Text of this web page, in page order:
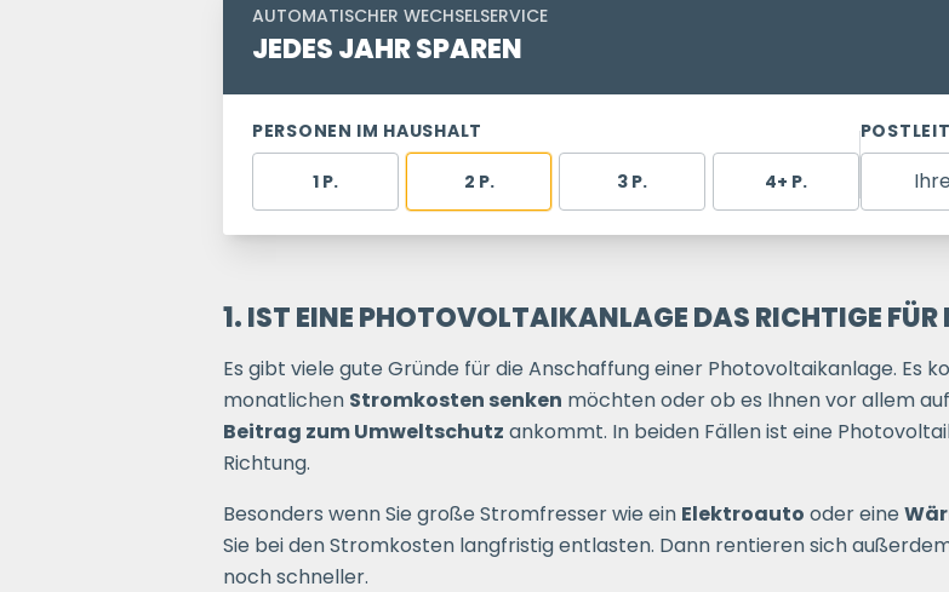
AUTOMATISCHER WECHSELSERVICE
JEDES JAHR SPAREN
PERSONEN IM HAUSHALT
1 P. 2 P. 3 P. 4+ P.
1. IST EINE PHOTOVOLTAIKANLAGE DAS RICHTIGE FÜR
Es gibt viele gute Gründe für die Anschaffung einer Photovoltaikanlage. Es
monatlichen Stromkosten senken möchten oder ob es Ihnen vor allem
Beitrag zum Umweltschutz ankommt. In beiden Fällen ist eine
Richtung.
Besonders wenn Sie große Stromfresser wie ein Elektroauto oder eine
Sie bei den Stromkosten langfristig entlasten. Dann rentieren sich
noch schneller.